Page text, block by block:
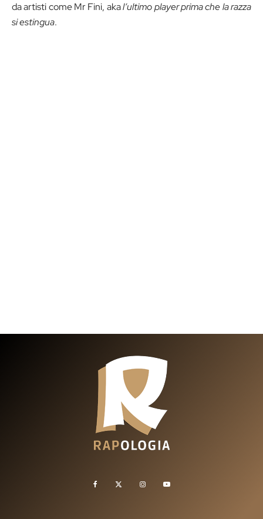
da artisti come Mr Fini, akal’ultimo player prima che la razza
si estingua.